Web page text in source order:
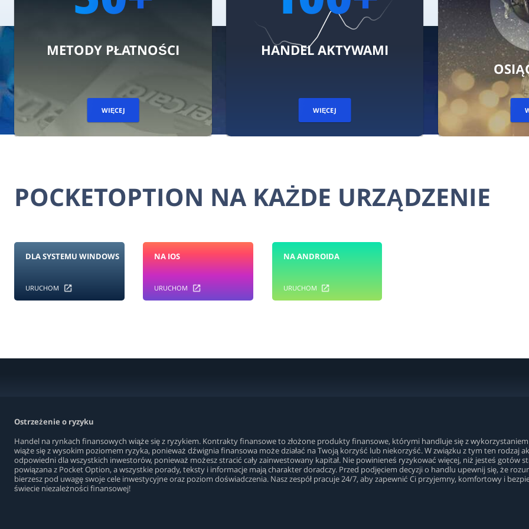
HANDEL AKTYWAMI
WIĘCEJ
OSIĄGNIĘCIA
POCKETOPTION NA KAŻDE URZĄDZENIE
DLA SYSTEMU WINDOWS
URUCHOM
NA IOS
URUCHOM
NA ANDROIDA
URUCHOM
Ostrzeżenie o ryzyku
Handel na rynkach finansowych wiąże się z ryzykiem. Kontrakty finansowe to złożone produkty finansowe, którymi handluje się z
wiąże się z wysokim poziomem ryzyka, ponieważ dźwignia finansowa może działać na Twoją korzyść lub niekorzyść. W związku z tym ten rodzaj
odpowiedni dla wszystkich inwestorów, ponieważ możesz stracić cały zainwestowany kapitał. Nie powinieneś ryzykować więcej, niż jesteś gotów
powiązana z Pocket Option, a wszystkie porady, teksty i informacje mają charakter doradczy. Przed podjęciem decyzji o handlu upewnij się, że
bierzesz pod uwagę swoje cele inwestycyjne oraz poziom doświadczenia. Nasz zespół pracuje 24/7, aby zapewnić Ci przyjemny, komfortowy i
świecie niezależności finansowej!